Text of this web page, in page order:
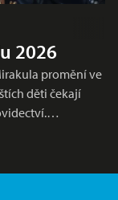
2026
promění ve
děti čekají